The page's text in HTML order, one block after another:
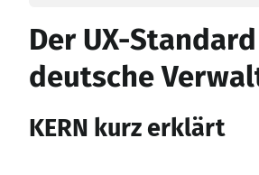
Der UX-
deutsche
KERN kurz erklärt